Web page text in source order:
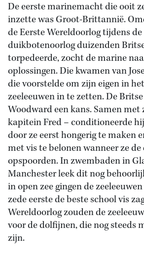
De eerste marinemacht die ooit
inzette was Groot-Brittannië.
de Eerste Wereldoorlog tijdens
duikbotenoorlog duizenden
torpedeerde, zocht de marine
oplossingen. Die kwamen van
die voorstelde om zijn eigen in
zeeleeuwen in te zetten. De
Woodward een kans. Samen met
kapitein Fred – conditioneerde
door ze eerst hongerig te maken
met vis te belonen wanneer ze
opspoorden. In zwembaden in
Manchester leek dit nog
in open zee gingen de
zede eerste de beste school vis
Wereldoorlog zouden de
voor de dolfijnen, die nog steeds
zijn.